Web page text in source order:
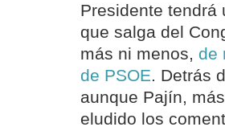
Presidente tendrá
que salga del
más ni menos, de
de PSOE. Detrás
aunque Pajín,
eludido los